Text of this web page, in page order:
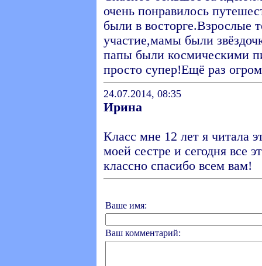
очень понравилось
были в восторге.Взрослые
участие,мамы были
папы были космическими
просто супер!Ещё раз
24.07.2014, 08:35
Ирина
Класс мне 12 лет я читала
моей сестре и сегодня все
классно спасибо всем вам!
Ваше имя:
Ваш комментарий: